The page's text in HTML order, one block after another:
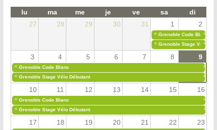
lu ma me je ve sa
di
27
28 29 30 31 1 2
« Grenoble Code Blanc
»
« Grenoble Stage Vélo
»
3 4 5 6 7 8 9
« Grenoble Code Blanc
»
« Grenoble Stage Vélo Débutant »
10 11 12 13 14 15 16
« Grenoble Code Blanc
»
« Grenoble Stage Vélo Débutant »
17 18 19 20 21 22 23